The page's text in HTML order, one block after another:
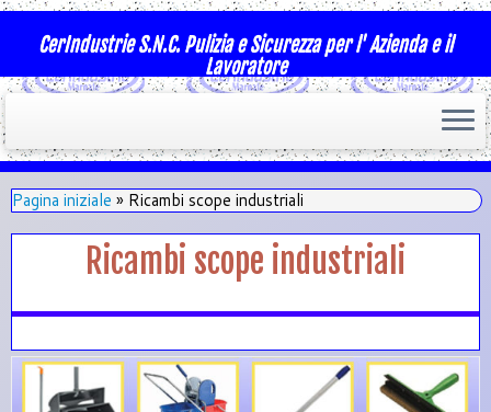
CerIndustrie S.N.C. Pulizia e Sicurezza per l' Azienda e il
Lavoratore
Pagina iniziale » Ricambi scope industriali
Ricambi scope industriali